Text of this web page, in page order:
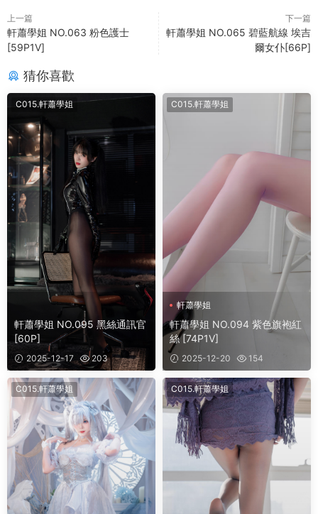
上一篇
軒蕭學姐 NO.063 粉色護士
[59P1V]
下一篇
軒蕭學姐 NO.065 碧藍航線 埃吉
爾女仆[66P]
猜你喜歡
C015.軒蕭學姐
軒蕭學姐 NO.095 黑絲通訊官
[60P]
2025-12-17 203
C015.軒蕭學姐
軒蕭學姐
軒蕭學姐 NO.094 紫色旗袍紅
絲 [74P1V]
2025-12-20 154
C015.軒蕭學姐 C015.軒蕭學姐